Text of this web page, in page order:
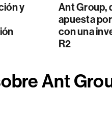
y
Ant Group,
apuesta
con una
R2
Ant